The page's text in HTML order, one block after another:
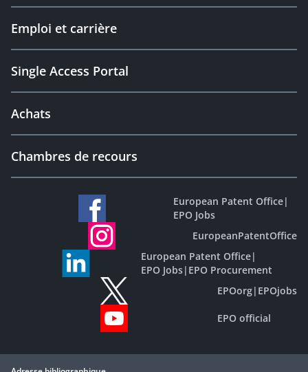
Emploi et carrière
Single Access Portal
Achats
Chambres de recours
European Patent Office|
EPO Jobs
EuropeanPatentOffice
European Patent Office|
EPO Jobs| EPO Procurement
EPOorg| EPOjobs
EPO official